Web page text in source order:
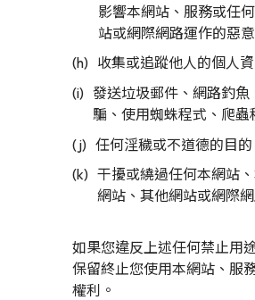
影響本網站、服務或任
站或網際網路運作的惡
收集或追蹤他人的個人資
發送垃圾郵件、網路釣
騙、使用蜘蛛程式、爬蟲
任何淫穢或不道德的目
干擾或繞過任何本網站
網站、其他網站或網際
如果您違反上述任何禁止用
保留終止您使用本網站、服
權利。